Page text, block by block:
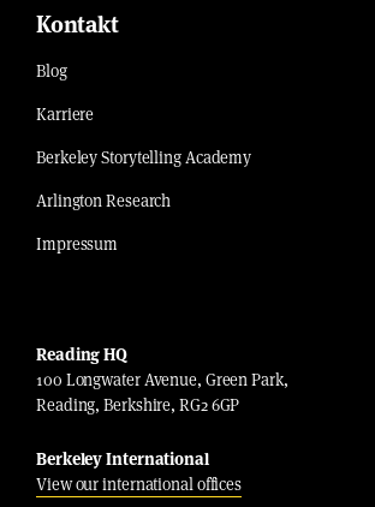
Kontakt
Blog
Karriere
Berkeley Storytelling Academy
Arlington Research
Impressum
Reading HQ
100 Longwater Avenue, Green Park,
Reading, Berkshire, RG2 6GP
Berkeley International
View our international offices